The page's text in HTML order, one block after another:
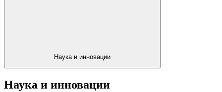
Наука и инновации
Наука и инновации